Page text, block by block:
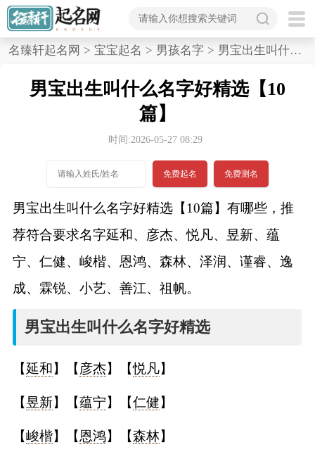
首
名
女孩名字
字
打
分
名臻轩起名网 > 宝宝起名 > 男孩名字 > 男宝出生叫什么名字好精选,10篇
男宝出生叫什么名字好精选【10
篇】
时间:2026-05-27 08:29
免费起名 免费测名
男宝出生叫什么名字好精选【10篇】有哪些，推
荐符合要求名字延和、彦杰、悦凡、昱新、蕴
宁、仁健、峻楷、恩鸿、森林、泽润、谨睿、逸
成、霖锐、小艺、善江、祖帆。
男宝出生叫什么名字好精选
【延和】【 彦杰】【悦凡】
【昱新】【蕴宁】【仁健】
【峻楷】【恩鸿】【森林】